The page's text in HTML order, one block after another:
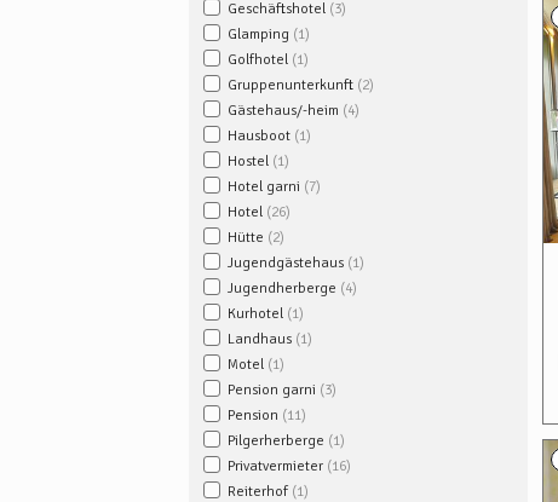
Geschäftshotel 3
Glamping 1
Golfhotel 1
Gruppenunterkunft 2
Gästehaus/-heim 4
Hausboot 1
Hostel 1
Hotel garni 7
Hotel 26
Hütte 2
Jugendgästehaus 1
Jugendherberge 4
Kurhotel 1
Landhaus 1
Motel 1
Pension garni 3
Pension 11
Pilgerherberge 1
Privatvermieter 16
Reiterhof 1